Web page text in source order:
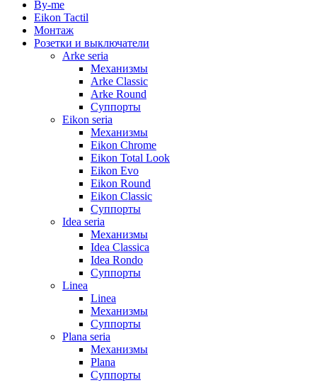
By-me
Eikon Tactil
Монтаж
Розетки и выключатели
Arke seria
Механизмы
Arke Classic
Arke Round
Суппорты
Eikon seria
Механизмы
Eikon Chrome
Eikon Total Look
Eikon Evo
Eikon Round
Eikon Classic
Суппорты
Idea seria
Механизмы
Idea Classica
Idea Rondo
Суппорты
Linea
Linea
Механизмы
Суппорты
Plana seria
Механизмы
Plana
Суппорты